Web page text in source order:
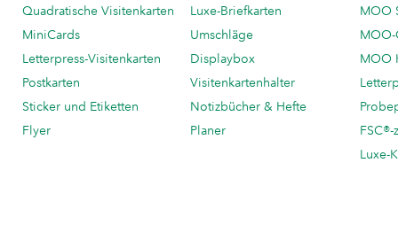
Quadratische Visitenkarten
MiniCards
Letterpress-Visitenkarten
Postkarten
Sticker und Etiketten
Flyer
Luxe-Briefkarten
Umschläge
Displaybox
Visitenkartenhalter
Notizbücher & Hefte
Planer
MOO
MOO
Luxe-